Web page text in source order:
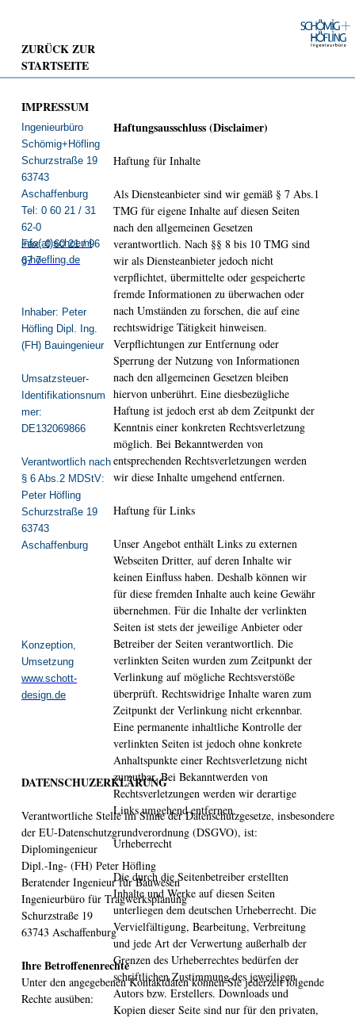
ZURÜCK ZUR
STARTSEITE
IMPRESSUM
DATENSCHUZERKLÄRUNG
Verantwortliche Stelle im Sinne der Datenschutzgesetze, insbesondere
der EU-Datenschutzgrundverordnung (DSGVO), ist:
Diplomingenieur
Dipl.-Ing- (FH) Peter Höfling
Beratender Ingenieur für Bauwesen
Ingenieurbüro für Tragwerksplanung
Schurzstraße 19
63743 Aschaffenburg
Ihre Betroffenenrechte
Unter den angegebenen Kontaktdaten können Sie jederzeit folgende
Rechte ausüben:
Ingenieurbüro
Schömig+Höfling
Schurzstraße 19
63743
Aschaffenburg
Tel: 0 60 21 / 31
62-0
Fax: 0 60 21 / 96
67 7
Inhaber: Peter
Höfling Dipl. Ing.
(FH) Bauingenieur
Umsatzsteuer-
Identifikationsnum
mer:
DE132069866
Verantwortlich nach
§ 6 Abs.2 MDStV:
Peter Höfling
Schurzstraße 19
63743
Aschaffenburg
Konzeption,
Umsetzung
www.schott-
design.de
info(at)schoemi
g-hoefling.de
Haftungsausschluss (Disclaimer)
Haftung für Inhalte
Als Diensteanbieter sind wir gemäß § 7 Abs.1
TMG für eigene Inhalte auf diesen Seiten
nach den allgemeinen Gesetzen
verantwortlich. Nach §§ 8 bis 10 TMG sind
wir als Diensteanbieter jedoch nicht
verpflichtet, übermittelte oder gespeicherte
fremde Informationen zu überwachen oder
nach Umständen zu forschen, die auf eine
rechtswidrige Tätigkeit hinweisen.
Verpflichtungen zur Entfernung oder
Sperrung der Nutzung von Informationen
nach den allgemeinen Gesetzen bleiben
hiervon unberührt. Eine diesbezügliche
Haftung ist jedoch erst ab dem Zeitpunkt der
Kenntnis einer konkreten Rechtsverletzung
möglich. Bei Bekanntwerden von
entsprechenden Rechtsverletzungen werden
wir diese Inhalte umgehend entfernen.
Haftung für Links
Unser Angebot enthält Links zu externen
Webseiten Dritter, auf deren Inhalte wir
keinen Einfluss haben. Deshalb können wir
für diese fremden Inhalte auch keine Gewähr
übernehmen. Für die Inhalte der verlinkten
Seiten ist stets der jeweilige Anbieter oder
Betreiber der Seiten verantwortlich. Die
verlinkten Seiten wurden zum Zeitpunkt der
Verlinkung auf mögliche Rechtsverstöße
überprüft. Rechtswidrige Inhalte waren zum
Zeitpunkt der Verlinkung nicht erkennbar.
Eine permanente inhaltliche Kontrolle der
verlinkten Seiten ist jedoch ohne konkrete
Anhaltspunkte einer Rechtsverletzung nicht
zumutbar. Bei Bekanntwerden von
Rechtsverletzungen werden wir derartige
Links umgehend entfernen.
Urheberrecht
Die durch die Seitenbetreiber erstellten
Inhalte und Werke auf diesen Seiten
unterliegen dem deutschen Urheberrecht. Die
Vervielfältigung, Bearbeitung, Verbreitung
und jede Art der Verwertung außerhalb der
Grenzen des Urheberrechtes bedürfen der
schriftlichen Zustimmung des jeweiligen
Autors bzw. Erstellers. Downloads und
Kopien dieser Seite sind nur für den privaten,